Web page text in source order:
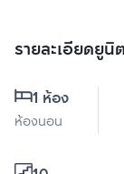
รายละเอียดยูนิต
1 ห้อง
ห้องนอน